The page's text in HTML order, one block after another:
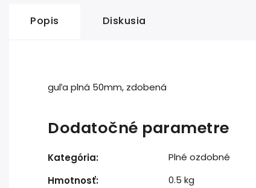
Popis Diskusia
guľa plná 50mm, zdobená
Dodatočné parametre
Kategória:
Plné ozdobné
Hmotnosť:
0.5 kg